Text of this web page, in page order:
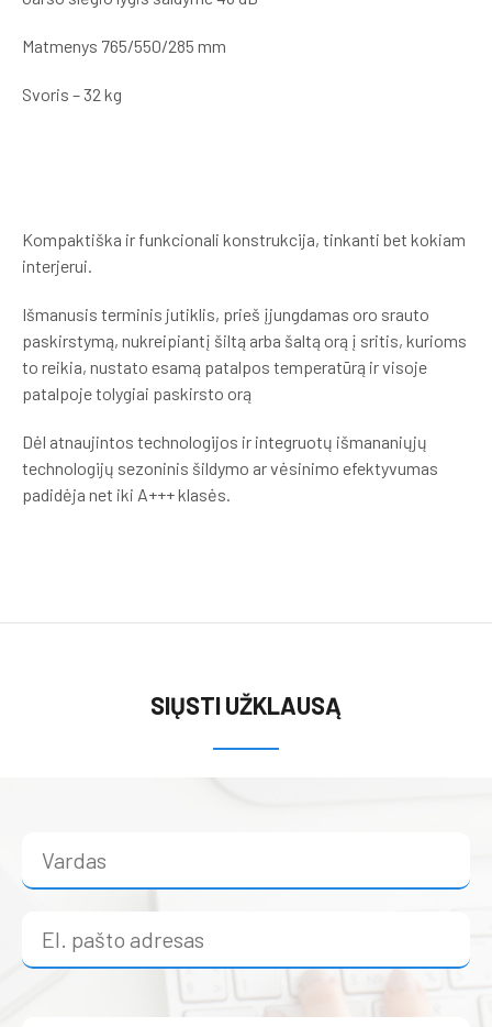
Matmenys 765/550/285 mm
Svoris – 32 kg
Kompaktiška ir funkcionali konstrukcija, tinkanti bet kokiam
interjerui.
Išmanusis terminis jutiklis, prieš įjungdamas oro srauto
paskirstymą, nukreipiantį šiltą arba šaltą orą į sritis, kurioms
to reikia, nustato esamą patalpos temperatūrą ir visoje
patalpoje tolygiai paskirsto orą
Dėl atnaujintos technologijos ir integruotų išmananiųjų
technologijų sezoninis šildymo ar vėsinimo efektyvumas
padidėja net iki A+++ klasės.
SIŲSTI UŽKLAUSĄ